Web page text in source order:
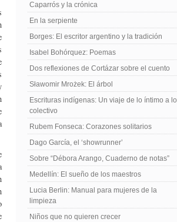
Caparrós y la crónica
En la serpiente
Borges: El escritor argentino y la tradición
Isabel Bohórquez: Poemas
Dos reflexiones de Cortázar sobre el cuento
Sławomir Mrożek: El árbol
Escrituras indígenas: Un viaje de lo íntimo a lo
colectivo
Rubem Fonseca: Corazones solitarios
Dago García, el ‘showrunner’
Sobre “Débora Arango, Cuaderno de notas”
Medellín: El sueño de los maestros
Lucia Berlin: Manual para mujeres de la
limpieza
Niños que no quieren crecer